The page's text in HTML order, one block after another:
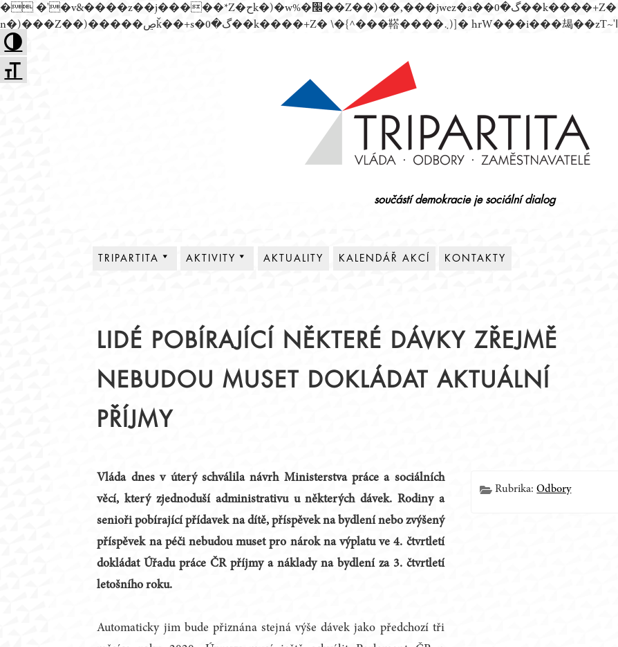
Toggle High Contrast
Toggle Font size
� �'�v&����z��j�����*Z�حk�)�w%�׬��Z��)��,���jwez�a��گ�0��k����+Z� \�{^��溙
Přejít
k
obsahu
součástí demokracie je sociální dialog
TRIPARTITA
JEDNACÍ ŘÁD
AKTIVITY
PRACOVNÍ TÝMY
KRAJSKÉ RADY
AKTUALITY KALENDÁŘ AKCÍ KONTAKTY
LIDÉ POBÍRAJÍCÍ NĚKTERÉ DÁVKY ZŘEJMĚ
NEBUDOU MUSET DOKLÁDAT AKTUÁLNÍ
PŘÍJMY
Vláda dnes v úterý schválila návrh Ministerstva práce a sociálních
věcí, který zjednoduší administrativu u některých dávek. Rodiny a
senioři pobírající přídavek na dítě, příspěvek na bydlení nebo zvýšený
příspěvek na péči nebudou muset pro nárok na výplatu ve 4. čtvrtletí
dokládat Úřadu práce ČR příjmy a náklady na bydlení za 3. čtvrtletí
letošního roku.
Automaticky jim bude přiznána stejná výše dávek jako předchozí tři
Rubrika:Odbory